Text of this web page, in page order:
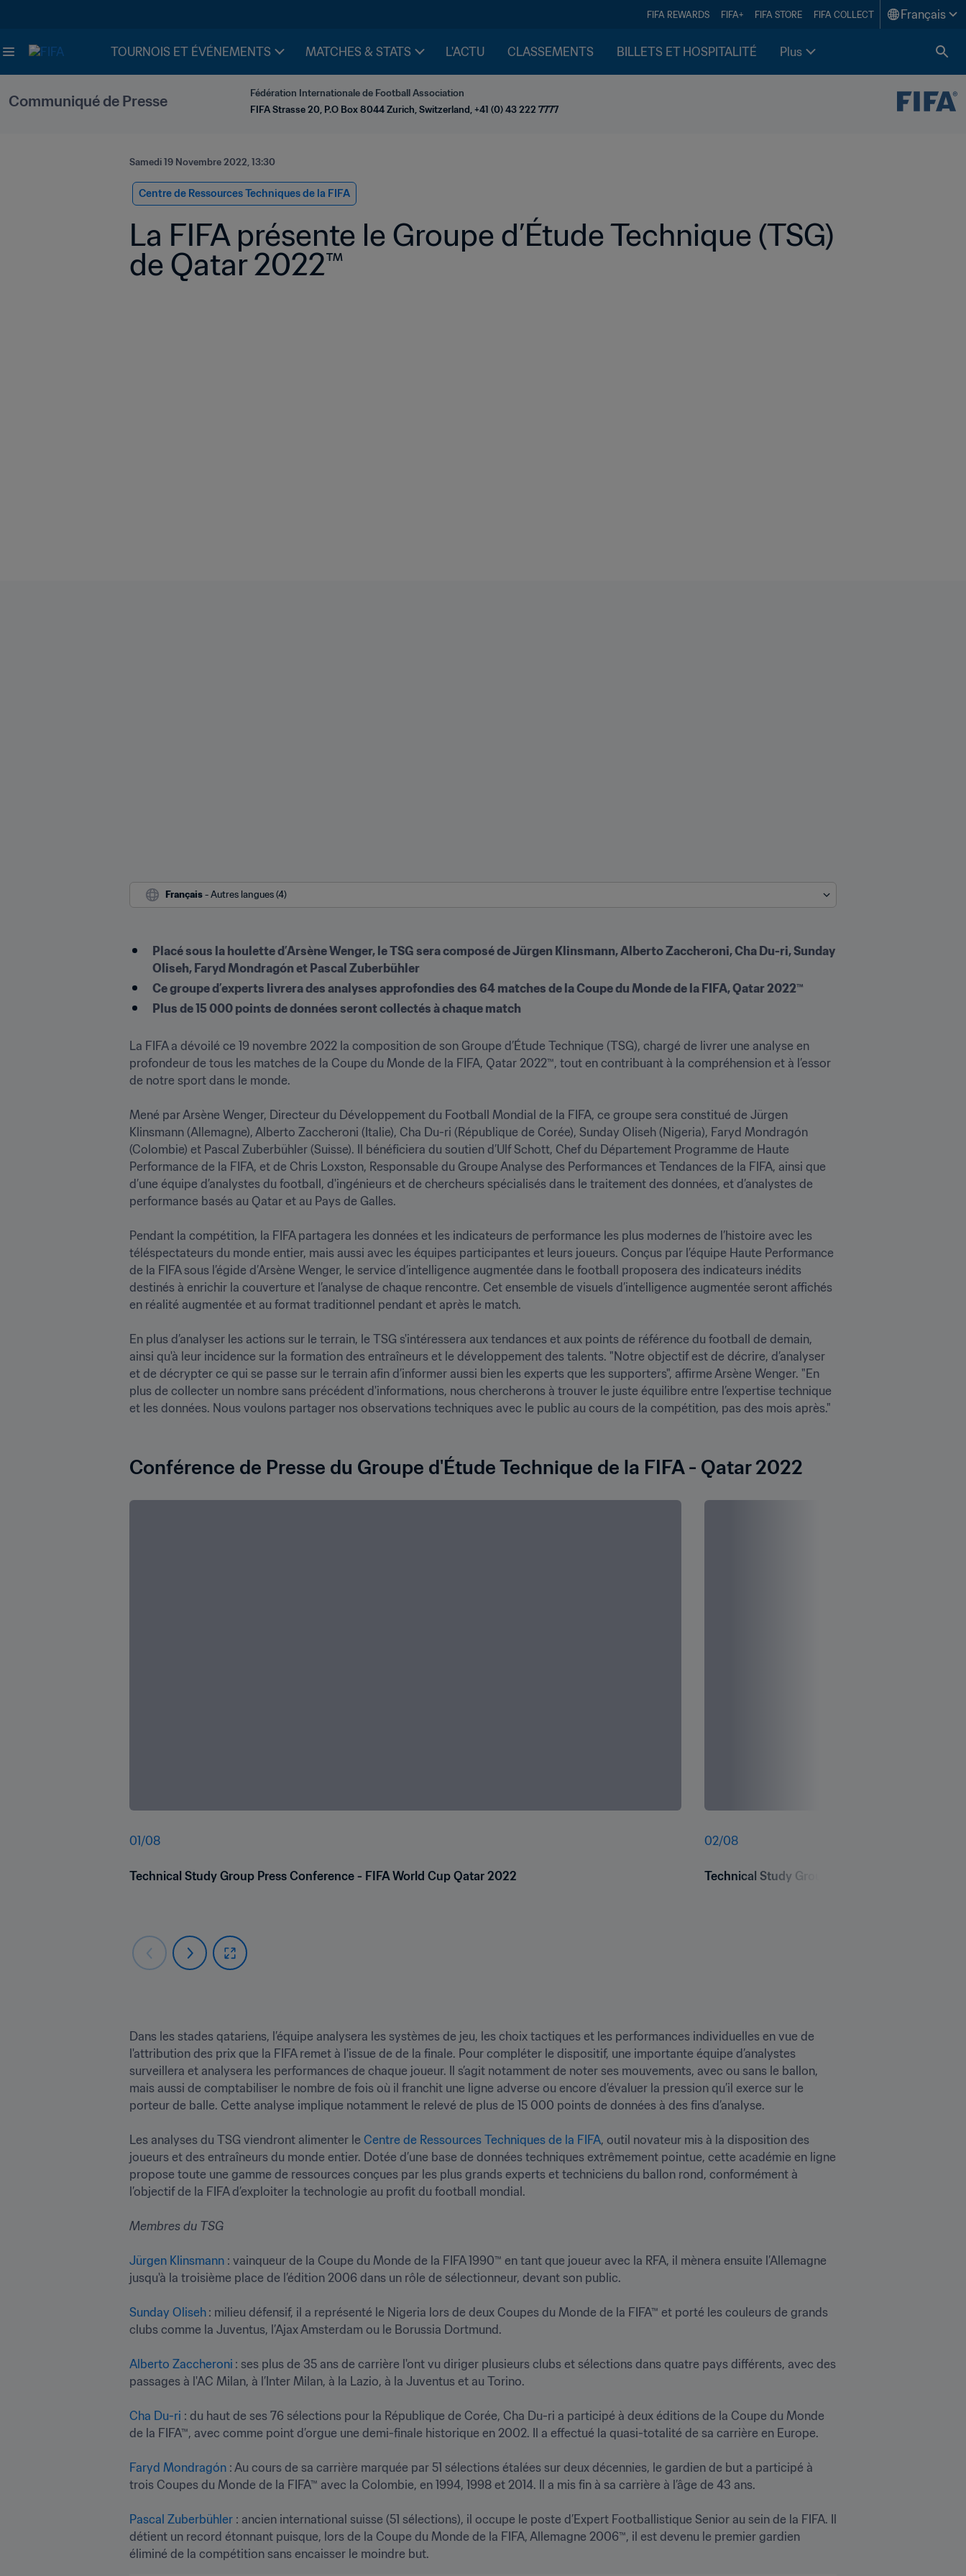
FIFA REWARDS FIFA+ FIFA STORE FIFA COLLECT Français
TOURNOIS ET ÉVÉNEMENTS MATCHES & STATS L'ACTU CLASSEMENTS BILLETS ET HOSPITALITÉ Plus
Communiqué de Presse
Fédération Internationale de Football Association
FIFA Strasse 20, P.O Box 8044 Zurich, Switzerland, +41 (0) 43 222 7777
Samedi 19 Novembre 2022, 13:30
Centre de Ressources Techniques de la FIFA
La FIFA présente le Groupe d’Étude Technique (TSG)
de Qatar 2022™
Français - Autres langues (4)
Placé sous la houlette d’Arsène Wenger, le TSG sera composé de Jürgen Klinsmann, Alberto Zaccheroni, Cha Du-ri, Sunday
Oliseh, Faryd Mondragón et Pascal Zuberbühler
Ce groupe d’experts livrera des analyses approfondies des 64 matches de la Coupe du Monde de la FIFA, Qatar 2022™
Plus de 15 000 points de données seront collectés à chaque match
La FIFA a dévoilé ce 19 novembre 2022 la composition de son Groupe d’Étude Technique (TSG), chargé de livrer une analyse en
profondeur de tous les matches de la Coupe du Monde de la FIFA, Qatar 2022™, tout en contribuant à la compréhension et à l’essor
de notre sport dans le monde.
Mené par Arsène Wenger, Directeur du Développement du Football Mondial de la FIFA, ce groupe sera constitué de Jürgen
Klinsmann (Allemagne), Alberto Zaccheroni (Italie), Cha Du-ri (République de Corée), Sunday Oliseh (Nigeria), Faryd Mondragón
(Colombie) et Pascal Zuberbühler (Suisse). Il bénéficiera du soutien d’Ulf Schott, Chef du Département Programme de Haute
Performance de la FIFA, et de Chris Loxston, Responsable du Groupe Analyse des Performances et Tendances de la FIFA, ainsi que
d’une équipe d’analystes du football, d'ingénieurs et de chercheurs spécialisés dans le traitement des données, et d’analystes de
performance basés au Qatar et au Pays de Galles.
Pendant la compétition, la FIFA partagera les données et les indicateurs de performance les plus modernes de l’histoire avec les
téléspectateurs du monde entier, mais aussi avec les équipes participantes et leurs joueurs. Conçus par l’équipe Haute Performance
de la FIFA sous l’égide d’Arsène Wenger, le service d’intelligence augmentée dans le football proposera des indicateurs inédits
destinés à enrichir la couverture et l’analyse de chaque rencontre. Cet ensemble de visuels d’intelligence augmentée seront affichés
en réalité augmentée et au format traditionnel pendant et après le match.
En plus d’analyser les actions sur le terrain, le TSG s'intéressera aux tendances et aux points de référence du football de demain,
ainsi qu'à leur incidence sur la formation des entraîneurs et le développement des talents. "Notre objectif est de décrire, d’analyser
et de décrypter ce qui se passe sur le terrain afin d’informer aussi bien les experts que les supporters", affirme Arsène Wenger. "En
plus de collecter un nombre sans précédent d'informations, nous chercherons à trouver le juste équilibre entre l’expertise technique
et les données. Nous voulons partager nos observations techniques avec le public au cours de la compétition, pas des mois après."
Conférence de Presse du Groupe d'Étude Technique de la FIFA - Qatar 2022
01/08
Technical Study Group Press Conference - FIFA World Cup Qatar 2022
02/08
Technical Study Group Press Conference -
Dans les stades qatariens, l’équipe analysera les systèmes de jeu, les choix tactiques et les performances individuelles en vue de
l'attribution des prix que la FIFA remet à l'issue de de la finale. Pour compléter le dispositif, une importante équipe d’analystes
surveillera et analysera les performances de chaque joueur. Il s’agit notamment de noter ses mouvements, avec ou sans le ballon,
mais aussi de comptabiliser le nombre de fois où il franchit une ligne adverse ou encore d’évaluer la pression qu’il exerce sur le
porteur de balle. Cette analyse implique notamment le relevé de plus de 15 000 points de données à des fins d’analyse.
Les analyses du TSG viendront alimenter le Centre de Ressources Techniques de la FIFA, outil novateur mis à la disposition des
joueurs et des entraîneurs du monde entier. Dotée d’une base de données techniques extrêmement pointue, cette académie en ligne
propose toute une gamme de ressources conçues par les plus grands experts et techniciens du ballon rond, conformément à
l’objectif de la FIFA d’exploiter la technologie au profit du football mondial.
Membres du TSG
Jürgen Klinsmann : vainqueur de la Coupe du Monde de la FIFA 1990™ en tant que joueur avec la RFA, il mènera ensuite l’Allemagne
jusqu'à la troisième place de l’édition 2006 dans un rôle de sélectionneur, devant son public.
Sunday Oliseh : milieu défensif, il a représenté le Nigeria lors de deux Coupes du Monde de la FIFA™ et porté les couleurs de grands
clubs comme la Juventus, l’Ajax Amsterdam ou le Borussia Dortmund.
Alberto Zaccheroni : ses plus de 35 ans de carrière l'ont vu diriger plusieurs clubs et sélections dans quatre pays différents, avec des
passages à l'AC Milan, à l’Inter Milan, à la Lazio, à la Juventus et au Torino.
Cha Du-ri : du haut de ses 76 sélections pour la République de Corée, Cha Du-ri a participé à deux éditions de la Coupe du Monde
de la FIFA™, avec comme point d’orgue une demi-finale historique en 2002. Il a effectué la quasi-totalité de sa carrière en Europe.
Faryd Mondragón : Au cours de sa carrière marquée par 51 sélections étalées sur deux décennies, le gardien de but a participé à
trois Coupes du Monde de la FIFA™ avec la Colombie, en 1994, 1998 et 2014. Il a mis fin à sa carrière à l’âge de 43 ans.
Pascal Zuberbühler : ancien international suisse (51 sélections), il occupe le poste d’Expert Footballistique Senior au sein de la FIFA. Il
détient un record étonnant puisque, lors de la Coupe du Monde de la FIFA, Allemagne 2006™, il est devenu le premier gardien
éliminé de la compétition sans encaisser le moindre but.